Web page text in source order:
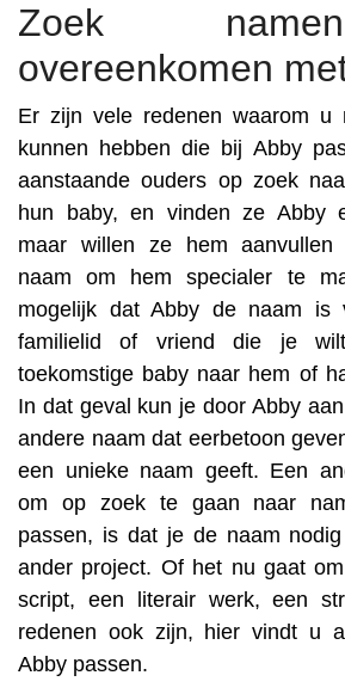
Zoek
overeenkomen
Er zijn vele redenen waarom u
kunnen hebben die bij Abby
aanstaande ouders op zoek
hun baby, en vinden ze Abby
maar willen ze hem
naam om hem specialer te
mogelijk dat Abby de naam is
familielid of vriend die je
toekomstige baby naar hem of
In dat geval kun je door Abby
andere naam dat eerbetoon
een unieke naam geeft. Een
om op zoek te gaan naar
passen, is dat je de naam
ander project. Of het nu gaat
script, een literair werk, een
redenen ook zijn, hier vindt u
Abby passen.